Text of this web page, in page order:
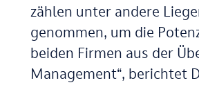
zählen unter andere
genommen, um die
beiden Firmen aus der
Management“, berichtet